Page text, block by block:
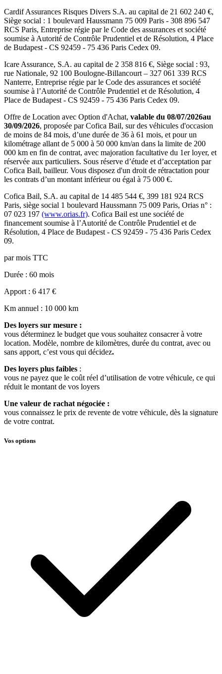
Cardif Assurances Risques Divers S.A. au capital de 21 602 240 €,
Siège social : 1 boulevard Haussmann 75 009 Paris - 308 896 547
RCS Paris, Entreprise régie par le Code des assurances et société
soumise à Autorité de Contrôle Prudentiel et de Résolution, 4 Place
de Budapest - CS 92459 - 75 436 Paris Cedex 09.
Icare Assurance, S.A. au capital de 2 358 816 €, Siège social : 93,
rue Nationale, 92 100 Boulogne-Billancourt – 327 061 339 RCS
Nanterre, Entreprise régie par le Code des assurances et société
soumise à l’Autorité de Contrôle Prudentiel et de Résolution, 4
Place de Budapest - CS 92459 - 75 436 Paris Cedex 09.
Offre de Location avec Option d'Achat, valable du 08/07/2026au
30/09/2026, proposée parCofica Bail, sur des véhicules d'occasion
de moins de 84 mois, d’une durée de 36 à 61 mois, et pour un
kilométrage allant de 5 000 à 50 000 km/an dans la limite de 200
000 km en fin de contrat, avec majoration facultative du 1er loyer, et
réservée aux particuliers. Sous réserve d’étude et d’acceptation par
Cofica Bail, bailleur. Vous disposez d'un droit de rétractation pour
les contrats d’un montant inférieur ou égal à 75 000 €.
Cofica Bail, S.A. au capital de 14 485 544 €, 399 181 924 RCS
Paris, siège social 1 boulevard Haussmann 75 009 Paris, Orias n° :
07 023 197 (www.orias.fr). Cofica Bail est une société de
financement soumise à l’Autorité de Contrôle Prudentiel et de
Résolution, 4 Place de Budapest - CS 92459 - 75 436 Paris Cedex
09.
par mois TTC
Durée : 60 mois
Apport : 6 417 €
Km annuel : 10 000 km
Des loyers sur mesure :
vous déterminez le budget que vous souhaitez consacrer à votre
location. Modèle, nombre de kilomètres, durée du contrat, avec ou
sans apport, c’est vous qui décidez.
Des loyers plus faibles :
vous ne payez que le coût réel d’utilisation de votre véhicule, ce qui
réduit le montant de vos loyers
Une valeur de rachat négociée :
vous connaissez le prix de revente de votre véhicule, dès la signature
de votre contrat.
Vos options